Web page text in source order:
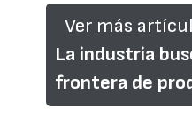
Ver más
La industria
frontera de